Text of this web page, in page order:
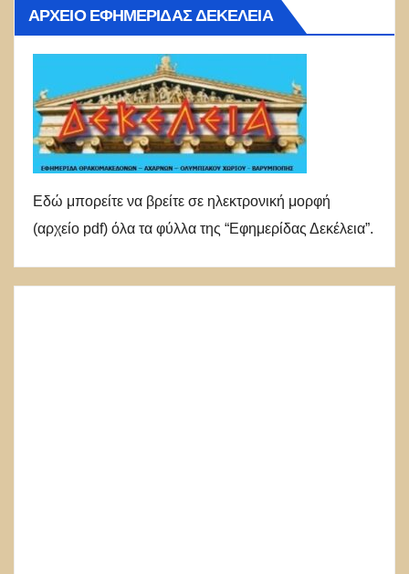
ΑΡΧΕΊΟ ΕΦΗΜΕΡΊΔΑΣ ΔΕΚΈΛΕΙΑ
Εδώ μπορείτε να βρείτε σε ηλεκτρονική μορφή
(αρχείο pdf) όλα τα φύλλα της “Εφημερίδας Δεκέλεια”.